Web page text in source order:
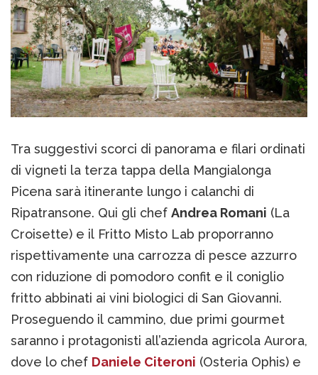
Tra suggestivi scorci di panorama e filari ordinati
di vigneti la terza tappa della Mangialonga
Picena sarà itinerante lungo i calanchi di
Ripatransone. Qui gli chef Andrea Romani (La
Croisette) e il Fritto Misto Lab proporranno
rispettivamente una carrozza di pesce azzurro
con riduzione di pomodoro confit e il coniglio
fritto abbinati ai vini biologici di San Giovanni.
Proseguendo il cammino, due primi gourmet
saranno i protagonisti all’azienda agricola Aurora,
dove lo chef Daniele Citeroni (Osteria Ophis) e